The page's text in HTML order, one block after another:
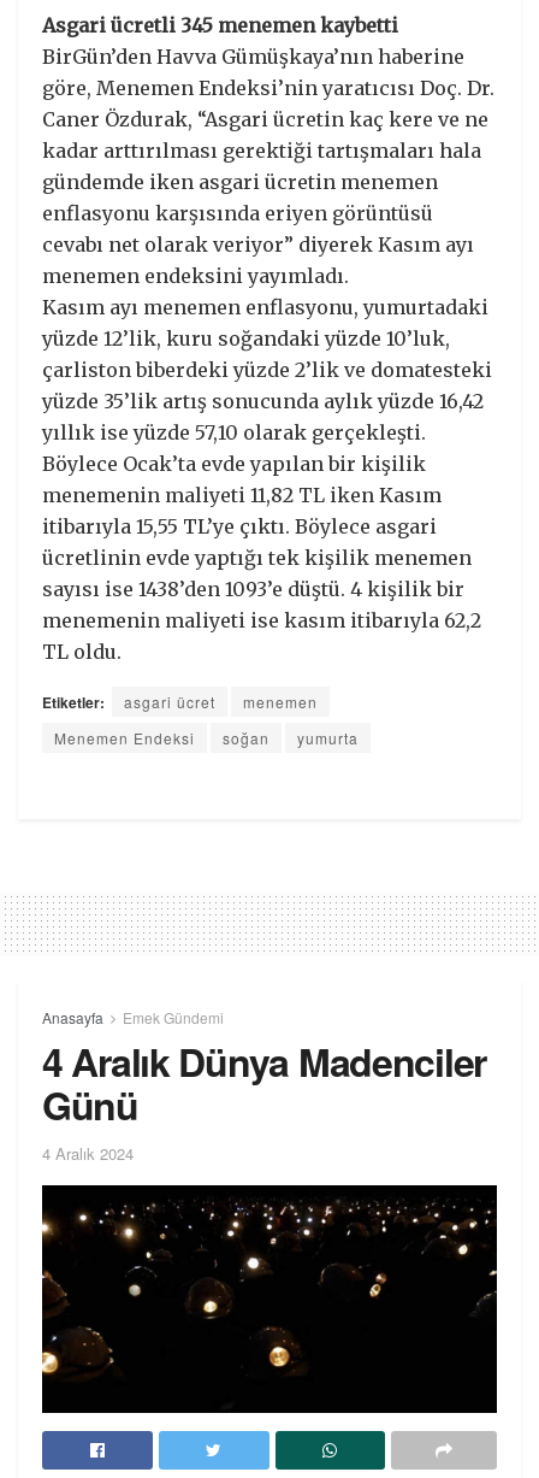
Asgari ücretli 345 menemen kaybetti
BirGün’den Havva Gümüşkaya’nın haberine
göre, Menemen Endeksi’nin yaratıcısı Doç. Dr.
Caner Özdurak, “Asgari ücretin kaç kere ve ne
kadar arttırılması gerektiği tartışmaları hala
gündemde iken asgari ücretin menemen
enflasyonu karşısında eriyen görüntüsü
cevabı net olarak veriyor” diyerek Kasım ayı
menemen endeksini yayımladı.
Kasım ayı menemen enflasyonu, yumurtadaki
yüzde 12’lik, kuru soğandaki yüzde 10’luk,
çarliston biberdeki yüzde 2’lik ve domatesteki
yüzde 35’lik artış sonucunda aylık yüzde 16,42
yıllık ise yüzde 57,10 olarak gerçekleşti.
Böylece Ocak’ta evde yapılan bir kişilik
menemenin maliyeti 11,82 TL iken Kasım
itibarıyla 15,55 TL’ye çıktı. Böylece asgari
ücretlinin evde yaptığı tek kişilik menemen
sayısı ise 1438’den 1093’e düştü. 4 kişilik bir
menemenin maliyeti ise kasım itibarıyla 62,2
TL oldu.
Etiketler: asgari ücret
menemen
Menemen Endeksi
soğan yumurta
Anasayfa Emek Gündemi
4 Aralık Dünya Madenciler
Günü
4 Aralık 2024